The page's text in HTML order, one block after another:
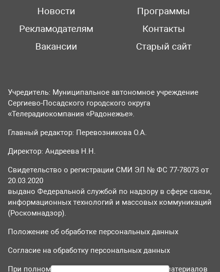
Новости
Программы
Рекламодателям
Контакты
Вакансии
Старый сайт
Учредитель: Муниципальное автономное учреждение
Сергиево-Посадского городского округа
«Телерадиокомпания «Радонежье».
Главный редактор: Перевозникова О.А.
Директор: Андреева Н.Н.
Свидетельство о регистрации СМИ ЭЛ № ФС 77-78073 от
20.03.2020
выдано Федеральной службой по надзору в сфере связи,
информационных технологий и массовых коммуникаций
(Роскомнадзор).
Положение об обработке персональных данных
Согласие на обработку персональных данных
При полном или частичном использовании материалов